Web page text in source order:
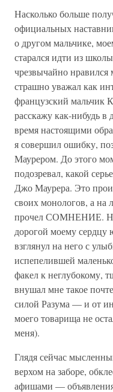
Насколько больше
официальных
о другом мальчике,
старался идти из
чрезвычайно
страшно уважал как
французский мальчик
расскажу как-нибудь в
время настоящими
я совершил ошибку,
Маурером. До этого
подозревал, какой
Джо Маурера. Это
своих монологов, а на
прочел СОМНЕНИЕ. На
дорогой моему сердцу
взглянул на него с
испепелившей
факел к неглубокому,
внушал мне такое
силой Разума — и от
моего товарища не
меня).
Глядя сейчас
верхом на заборе,
афишами —